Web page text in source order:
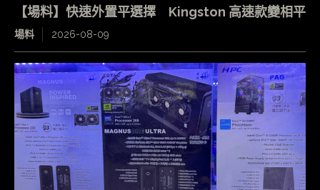
【場料】快速外置平選擇 Kingston 高速款變相平
場料 2026-08-09